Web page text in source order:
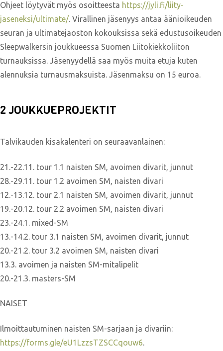
Ohjeet löytyvät myös osoitteesta https://jyli.fi/liity-
jaseneksi/ultimate/. Virallinen jäsenyys antaa äänioikeuden
seuran ja ultimatejaoston kokouksissa sekä edustusoikeuden
Sleepwalkersin joukkueessa Suomen Liitokiekkoliiton
turnauksissa. Jäsenyydellä saa myös muita etuja kuten
alennuksia turnausmaksuista. Jäsenmaksu on 15 euroa.
2 JOUKKUEPROJEKTIT
Talvikauden kisakalenteri on seuraavanlainen:
21.-22.11. tour 1.1 naisten SM, avoimen divarit, junnut
28.-29.11. tour 1.2 avoimen SM, naisten divari
12.-13.12. tour 2.1 naisten SM, avoimen divarit, junnut
19.-20.12. tour 2.2 avoimen SM, naisten divari
23.-24.1. mixed-SM
13.-14.2. tour 3.1 naisten SM, avoimen divarit, junnut
20.-21.2. tour 3.2 avoimen SM, naisten divari
13.3. avoimen ja naisten SM-mitalipelit
20.-21.3. masters-SM
NAISET
Ilmoittautuminen naisten SM-sarjaan ja divariin:
https://forms.gle/eU1LzzsTZSCCqouw6.